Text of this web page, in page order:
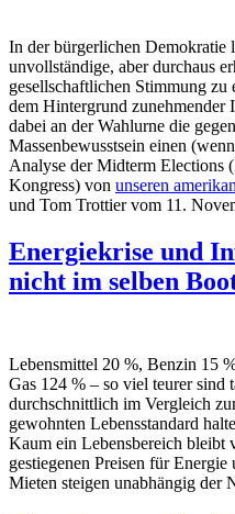
In der bürgerlichen Demokratie
unvollständige, aber durchaus
gesellschaftlichen Stimmung
dem Hintergrund zunehmender
dabei an der Wahlurne die
Massenbewusstsein einen
Analyse der Midterm Elections
Kongress) von unseren
und Tom Trottier vom 11.
Energiekrise und
nicht im selben
Lebensmittel 20 %, Benzin 15
Gas 124 % – so viel teurer sind
durchschnittlich im Vergleich
gewohnten Lebensstandard
Kaum ein Lebensbereich bleibt
gestiegenen Preisen für
Mieten steigen unabhängig der